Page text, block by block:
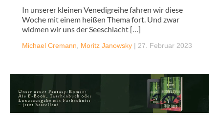
In unserer kleinen Venedigreihe fahren wir diese
Woche mit einem heißen Thema fort. Und zwar
widmen wir uns der Seeschlacht […]
Michael Cremann Moritz Janowsky | 27. Februar 2023